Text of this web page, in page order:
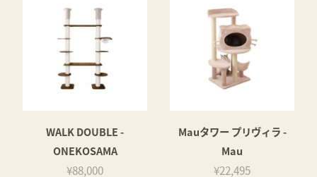
WALK DOUBLE -
ONEKOSAMA
¥88,000
Mauタワー プリヴィラ -
Mau
¥22,495